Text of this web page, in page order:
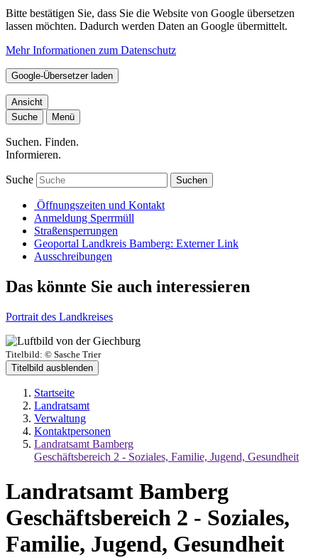
Bitte bestätigen Sie, dass Sie die Website von Google übersetzen
lassen möchten. Dadurch werden Daten an Google übermittelt.
Mehr Informationen zum Datenschutz
Google-Übersetzer laden
Ansicht
Suche
Menü
Suchen. Finden.
Informieren.
Suche Suchen
Öffnungszeiten und Kontakt
Anmeldung Sperrmüll
Straßensperrungen
Geoportal Landkreis Bamberg: Externer Link
Ausschreibungen
Das könnte Sie auch interessieren
Portrait des Landkreises
Titelbild: © Sasche Trier
Titelbild ausblenden
Startseite
Landratsamt
Verwaltung
Kontaktpersonen
Landratsamt Bamberg
Geschäftsbereich 2 - Soziales, Familie, Jugend, Gesundheit
Landratsamt Bamberg
Geschäftsbereich 2 - Soziales,
Familie, Jugend, Gesundheit